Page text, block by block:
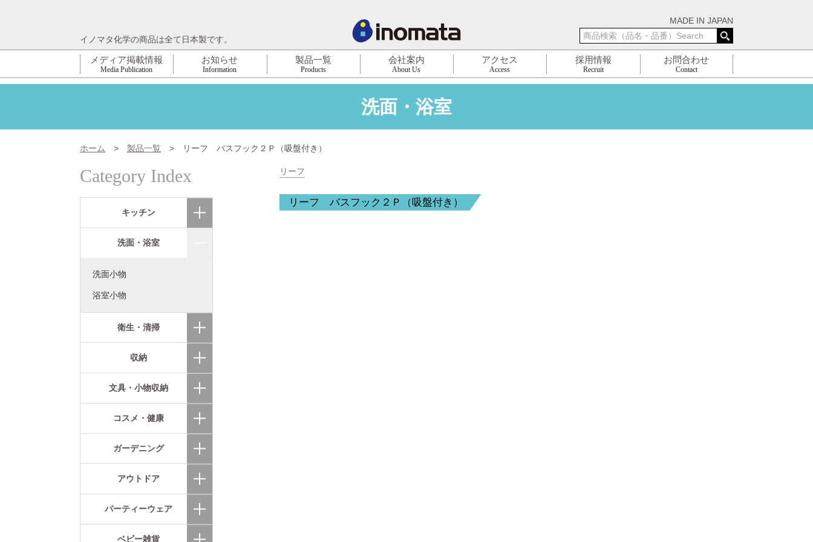
イノマタ化学の商品は全て日本製です。
MADE IN JAPAN
メディア掲載情報
Media Publication
お知らせ
Information
製品一覧
Products
会社案内
About Us
アクセス
Access
採用情報
Recruit
お問合わせ
Contact
洗面・浴室
ホーム > 製品一覧 > リーフ バスフック２Ｐ（吸盤付き）
Category Index
キッチン
洗面・浴室
洗面小物
浴室小物
衛生・清掃
収納
文具・小物収納
コスメ・健康
ガーデニング
アウトドア
パーティーウェア
ベビー雑貨
リーフ
リーフ バスフック２Ｐ（吸盤付き）